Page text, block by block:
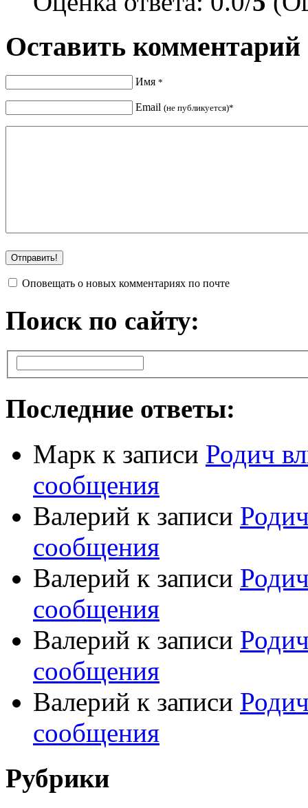
Оставить комментарий
Имя *
Email (не публикуется)*
Оповещать о новых комментариях по почте
Поиск по сайту:
Последние ответы:
Марк к записи Родич
сообщения
Валерий к записи
сообщения
Валерий к записи
сообщения
Валерий к записи
сообщения
Валерий к записи
сообщения
Рубрики